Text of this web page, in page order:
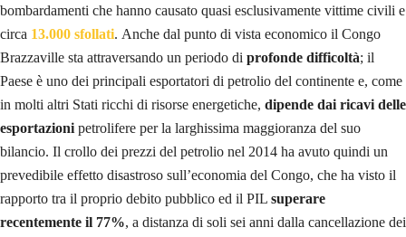
bombardamenti che hanno causato quasi esclusivamente vittime civili e
circa 13.000 sfollati. Anche dal punto di vista economico il Congo
Brazzaville sta attraversando un periodo di profonde difficoltà; il
Paese è uno dei principali esportatori di petrolio del continente e, come
in molti altri Stati ricchi di risorse energetiche, dipende dai ricavi delle
esportazioni petrolifere per la larghissima maggioranza del suo
bilancio. Il crollo dei prezzi del petrolio nel 2014 ha avuto quindi un
prevedibile effetto disastroso sull’economia del Congo, che ha visto il
rapporto tra il proprio debito pubblico ed il PIL superare
recentemente il 77%, a distanza di soli sei anni dalla cancellazione dei